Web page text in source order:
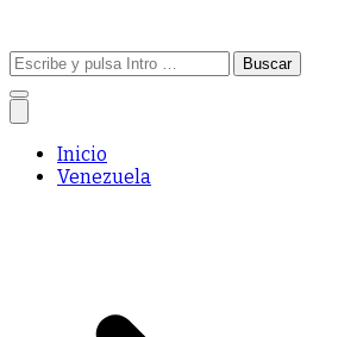
Buscar:
Inicio
Venezuela